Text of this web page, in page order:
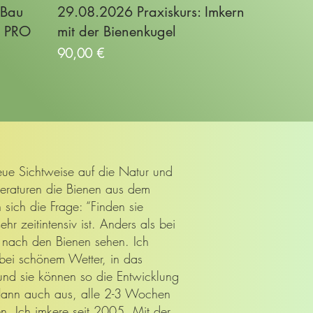
29.08.2026 Praxiskurs: Imkern
mit der Bienenkugel
Preis
90,00 €
Sichtweise auf die Natur und
die Bienen aus dem
die Frage: “Finden sie
zeitintensiv ist. Anders als bei
den Bienen sehen. Ich
schönem Wetter, in das
sie können so die Entwicklung
auch aus, alle 2-3 Wochen